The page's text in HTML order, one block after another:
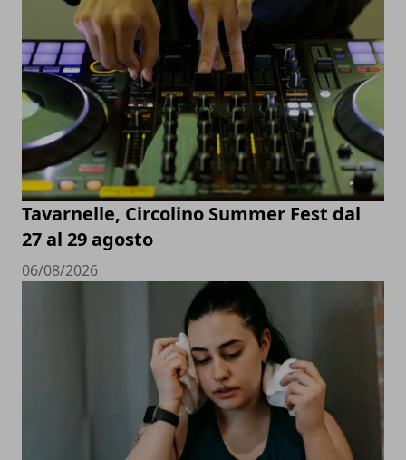
Tavarnelle, Circolino Summer Fest dal
27 al 29 agosto
06/08/2026